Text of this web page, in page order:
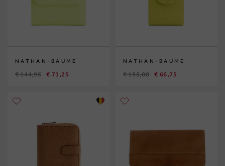
NATHAN-BAUME
€ 144,95 € 71,25
NATHAN-BAUME
€ 135,00 € 66,75